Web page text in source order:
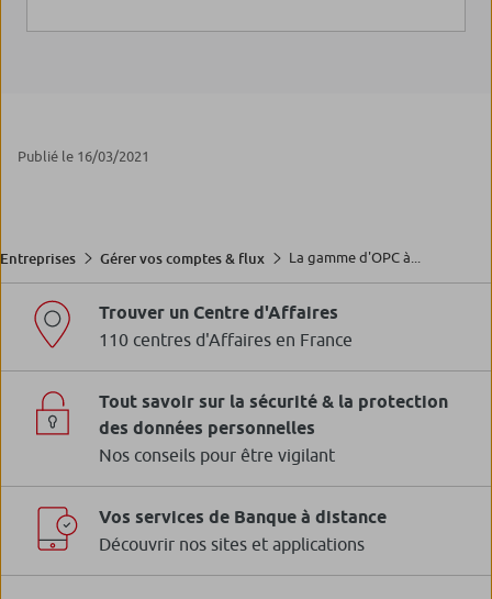
Publié le 16/03/2021
Entreprises Gérer vos comptes & flux La gamme d'OPC à...
Trouver un Centre d'Affaires
110 centres d'Affaires en France
Tout savoir sur la sécurité & la protection
des données personnelles
Nos conseils pour être vigilant
Vos services de Banque à distance
Découvrir nos sites et applications